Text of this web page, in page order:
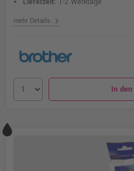
mehr Details chevron_right
In